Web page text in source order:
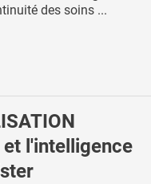
des soins ...
l'intelligence